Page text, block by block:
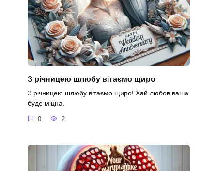
З річницею шлюбу вітаємо щиро
З річницею шлюбу вітаємо щиро! Хай любов ваша
буде міцна.
0 2